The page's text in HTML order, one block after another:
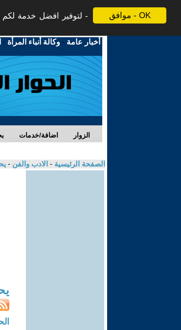
موافق - OK
لتوفير افضل خدمة لكم
أخبار عامة -وكالة أنباء المرأة -
اضافة/خدمات الزوار
الصفحة الرئيسية - الادب والفن -